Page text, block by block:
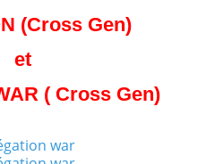
(Cross Gen)
et
( Cross Gen)